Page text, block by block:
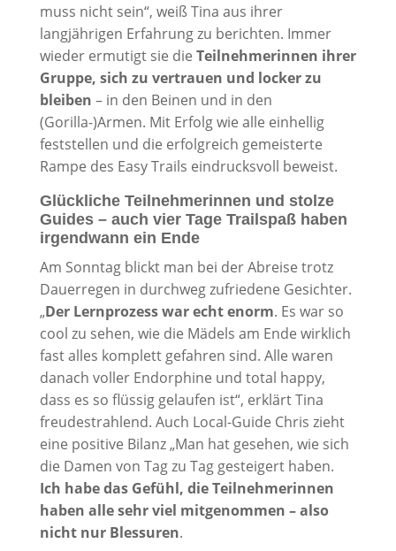
muss nicht sein“, weiß Tina aus ihrer
langjährigen Erfahrung zu berichten. Immer
wieder ermutigt sie die Teilnehmerinnen ihrer
Gruppe, sich zu vertrauen und locker zu
bleiben – in den Beinen und in den
(Gorilla-)Armen. Mit Erfolg wie alle einhellig
feststellen und die erfolgreich gemeisterte
Rampe des Easy Trails eindrucksvoll beweist.
Glückliche Teilnehmerinnen und stolze
Guides – auch vier Tage Trailspaß haben
irgendwann ein Ende
Am Sonntag blickt man bei der Abreise trotz
Dauerregen in durchweg zufriedene Gesichter.
„Der Lernprozess war echt enorm. Es war so
cool zu sehen, wie die Mädels am Ende wirklich
fast alles komplett gefahren sind. Alle waren
danach voller Endorphine und total happy,
dass es so flüssig gelaufen ist“, erklärt Tina
freudestrahlend. Auch Local-Guide Chris zieht
eine positive Bilanz „Man hat gesehen, wie sich
die Damen von Tag zu Tag gesteigert haben.
Ich habe das Gefühl, die Teilnehmerinnen
haben alle sehr viel mitgenommen – also
nicht nur Blessuren.